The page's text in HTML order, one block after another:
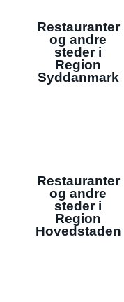
Restauranter
og andre
steder i
Region
Syddanmark
Restauranter
og andre
steder i
Region
Hovedstaden